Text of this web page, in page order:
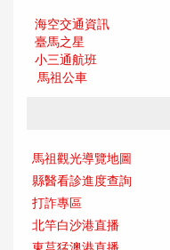
海空交通資訊
臺馬之星
小三通航班
馬祖公車
馬祖觀光導覽地圖
縣醫看診進度查詢
打詐專區
北竿白沙港直播